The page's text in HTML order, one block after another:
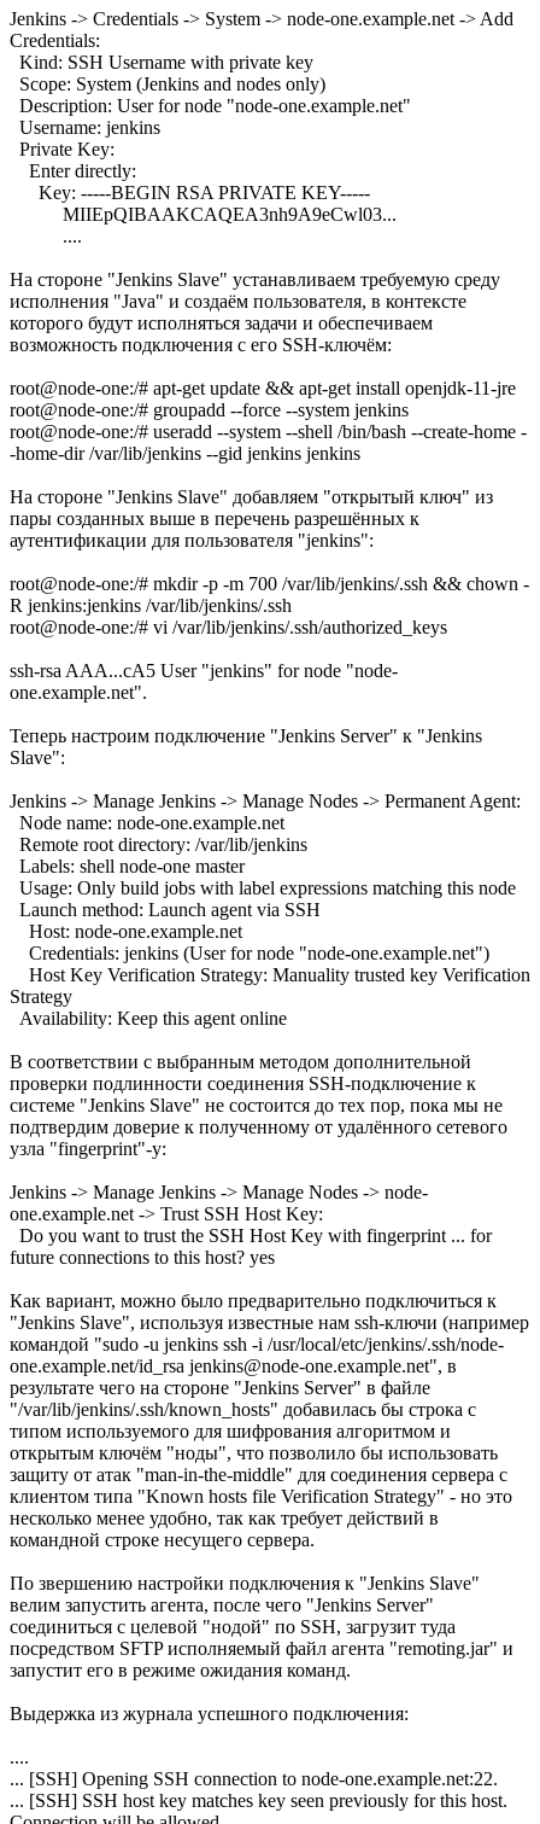
Jenkins -> Credentials -> System -> node-one.example.net -> Add
Credentials:
Kind: SSH Username with private key
Scope: System (Jenkins and nodes only)
Description: User for node "node-one.example.net"
Username: jenkins
Private Key:
Enter directly:
Key: -----BEGIN RSA PRIVATE KEY-----
MIIEpQIBAAKCAQEA3nh9A9eCwl03...
....
На стороне "Jenkins Slave" устанавливаем требуемую среду
исполнения "Java" и создаём пользователя, в контексте
которого будут исполняться задачи и обеспечиваем
возможность подключения с его SSH-ключём:
root@node-one:/# apt-get update && apt-get install openjdk-11-jre
root@node-one:/# groupadd --force --system jenkins
root@node-one:/# useradd --system --shell /bin/bash --create-home -
-home-dir /var/lib/jenkins --gid jenkins jenkins
На стороне "Jenkins Slave" добавляем "открытый ключ" из
пары созданных выше в перечень разрешённых к
аутентификации для пользователя "jenkins":
root@node-one:/# mkdir -p -m 700 /var/lib/jenkins/.ssh && chown -
R jenkins:jenkins /var/lib/jenkins/.ssh
root@node-one:/# vi /var/lib/jenkins/.ssh/authorized_keys
ssh-rsa AAA...cA5 User "jenkins" for node "node-
one.example.net".
Теперь настроим подключение "Jenkins Server" к "Jenkins
Slave":
Jenkins -> Manage Jenkins -> Manage Nodes -> Permanent Agent:
Node name: node-one.example.net
Remote root directory: /var/lib/jenkins
Labels: shell node-one master
Usage: Only build jobs with label expressions matching this node
Launch method: Launch agent via SSH
Host: node-one.example.net
Credentials: jenkins (User for node "node-one.example.net")
Host Key Verification Strategy: Manuality trusted key Verification
Strategy
Availability: Keep this agent online
В соответствии с выбранным методом дополнительной
проверки подлинности соединения SSH-подключение к
системе "Jenkins Slave" не состоится до тех пор, пока мы не
подтвердим доверие к полученному от удалённого сетевого
узла "fingerprint"-у:
Jenkins -> Manage Jenkins -> Manage Nodes -> node-
one.example.net -> Trust SSH Host Key:
Do you want to trust the SSH Host Key with fingerprint ... for
future connections to this host? yes
Как вариант, можно было предварительно подключиться к
"Jenkins Slave", используя известные нам ssh-ключи (например
командой "sudo -u jenkins ssh -i /usr/local/etc/jenkins/.ssh/node-
one.example.net/id_rsa jenkins@node-one.example.net", в
результате чего на стороне "Jenkins Server" в файле
"/var/lib/jenkins/.ssh/known_hosts" добавилась бы строка с
типом используемого для шифрования алгоритмом и
открытым ключём "ноды", что позволило бы использовать
защиту от атак "man-in-the-middle" для соединения сервера с
клиентом типа "Known hosts file Verification Strategy" - но это
несколько менее удобно, так как требует действий в
командной строке несущего сервера.
По звершению настройки подключения к "Jenkins Slave"
велим запустить агента, после чего "Jenkins Server"
соединиться с целевой "нодой" по SSH, загрузит туда
посредством SFTP исполняемый файл агента "remoting.jar" и
запустит его в режиме ожидания команд.
Выдержка из журнала успешного подключения:
....
... [SSH] Opening SSH connection to node-one.example.net:22.
... [SSH] SSH host key matches key seen previously for this host.